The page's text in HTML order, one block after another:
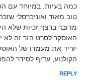
כמה בעיות. במיוחד עם
טוב מאוד ואוניברסלי
מדובר ברצף זכיות שלא
האוסקר לסרט הזר זה לא
יוריד את מעמדו של
הקולנוע, עדיף לסידר
REPLY